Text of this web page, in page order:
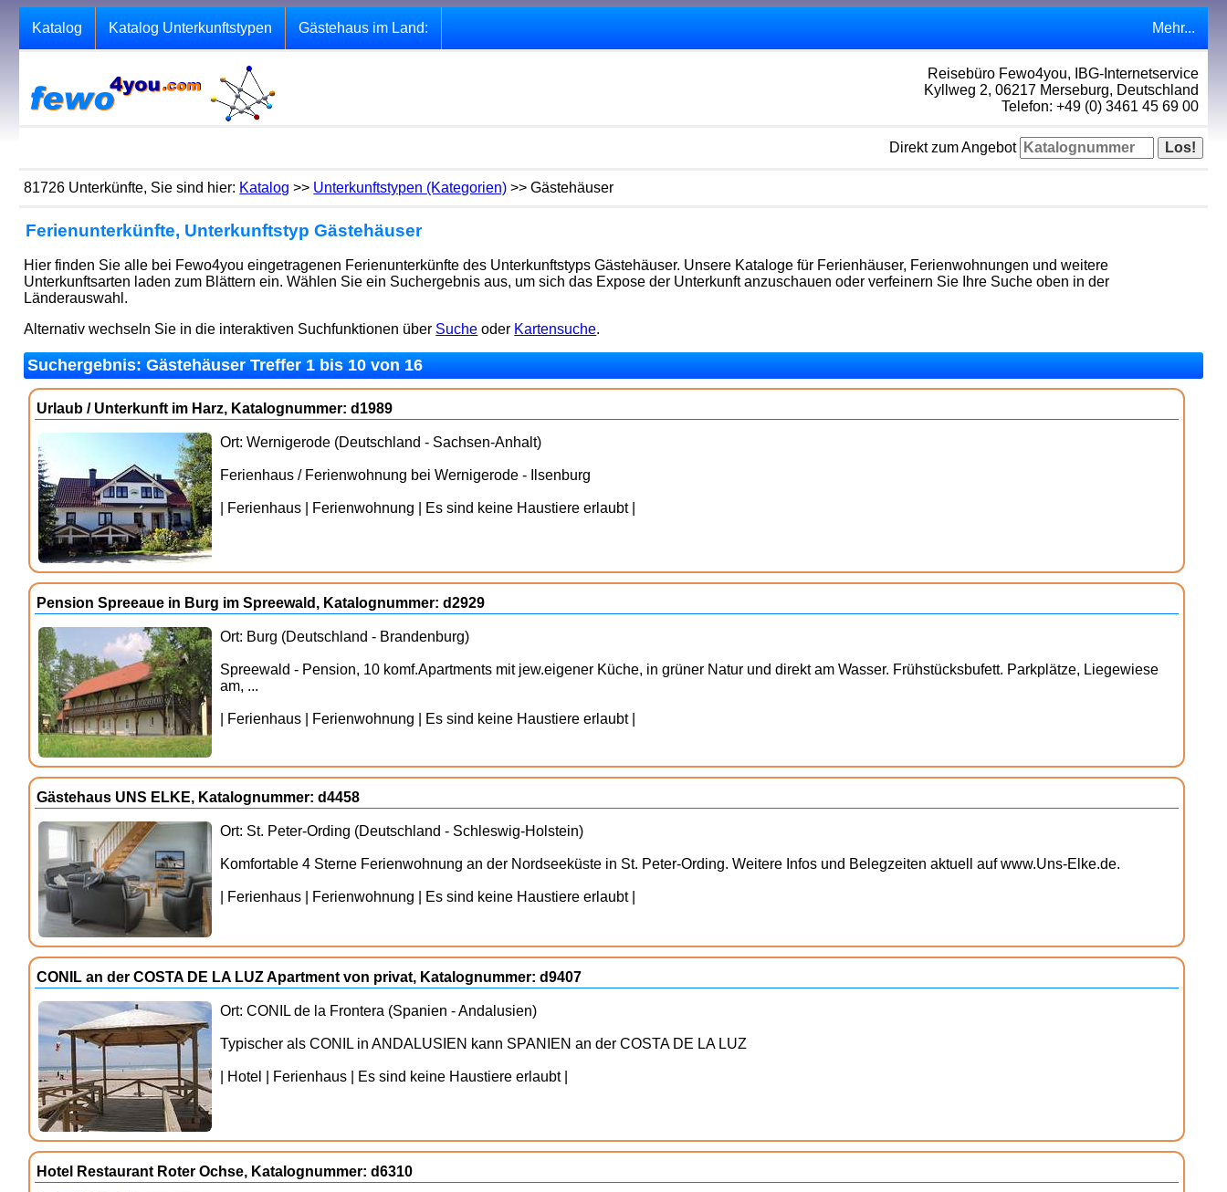
Katalog Katalog Unterkunftstypen Gästehaus im Land: Mehr...
Reisebüro Fewo4you, IBG-Internetservice
Kyllweg 2, 06217 Merseburg, Deutschland
Telefon: +49 (0) 3461 45 69 00
Direkt zum Angebot
81726 Unterkünfte, Sie sind hier: Katalog >> Unterkunftstypen (Kategorien) >> Gästehäuser
Ferienunterkünfte, Unterkunftstyp Gästehäuser
Hier finden Sie alle bei Fewo4you eingetragenen Ferienunterkünfte des Unterkunftstyps Gästehäuser. Unsere Kataloge für Ferienhäuser, Ferienwohnungen und weitere
Unterkunftsarten laden zum Blättern ein. Wählen Sie ein Suchergebnis aus, um sich das Expose der Unterkunft anzuschauen oder verfeinern Sie Ihre Suche oben in der
Länderauswahl.
Alternativ wechseln Sie in die interaktiven Suchfunktionen über Suche oder Kartensuche.
Suchergebnis: Gästehäuser Treffer 1 bis 10 von 16
Urlaub / Unterkunft im Harz, Katalognummer: d1989
Ort: Wernigerode (Deutschland - Sachsen-Anhalt)
Ferienhaus / Ferienwohnung bei Wernigerode - Ilsenburg
| Ferienhaus | Ferienwohnung | Es sind keine Haustiere erlaubt |
Pension Spreeaue in Burg im Spreewald, Katalognummer: d2929
Ort: Burg (Deutschland - Brandenburg)
Spreewald - Pension, 10 komf.Apartments mit jew.eigener Küche, in grüner Natur und direkt am Wasser. Frühstücksbufett. Parkplätze, Liegewiese
am, ...
| Ferienhaus | Ferienwohnung | Es sind keine Haustiere erlaubt |
Gästehaus UNS ELKE, Katalognummer: d4458
Ort: St. Peter-Ording (Deutschland - Schleswig-Holstein)
Komfortable 4 Sterne Ferienwohnung an der Nordseeküste in St. Peter-Ording. Weitere Infos und Belegzeiten aktuell auf www.Uns-Elke.de.
| Ferienhaus | Ferienwohnung | Es sind keine Haustiere erlaubt |
CONIL an der COSTA DE LA LUZ Apartment von privat, Katalognummer: d9407
Ort: CONIL de la Frontera (Spanien - Andalusien)
Typischer als CONIL in ANDALUSIEN kann SPANIEN an der COSTA DE LA LUZ
| Hotel | Ferienhaus | Es sind keine Haustiere erlaubt |
Hotel Restaurant Roter Ochse, Katalognummer: d6310